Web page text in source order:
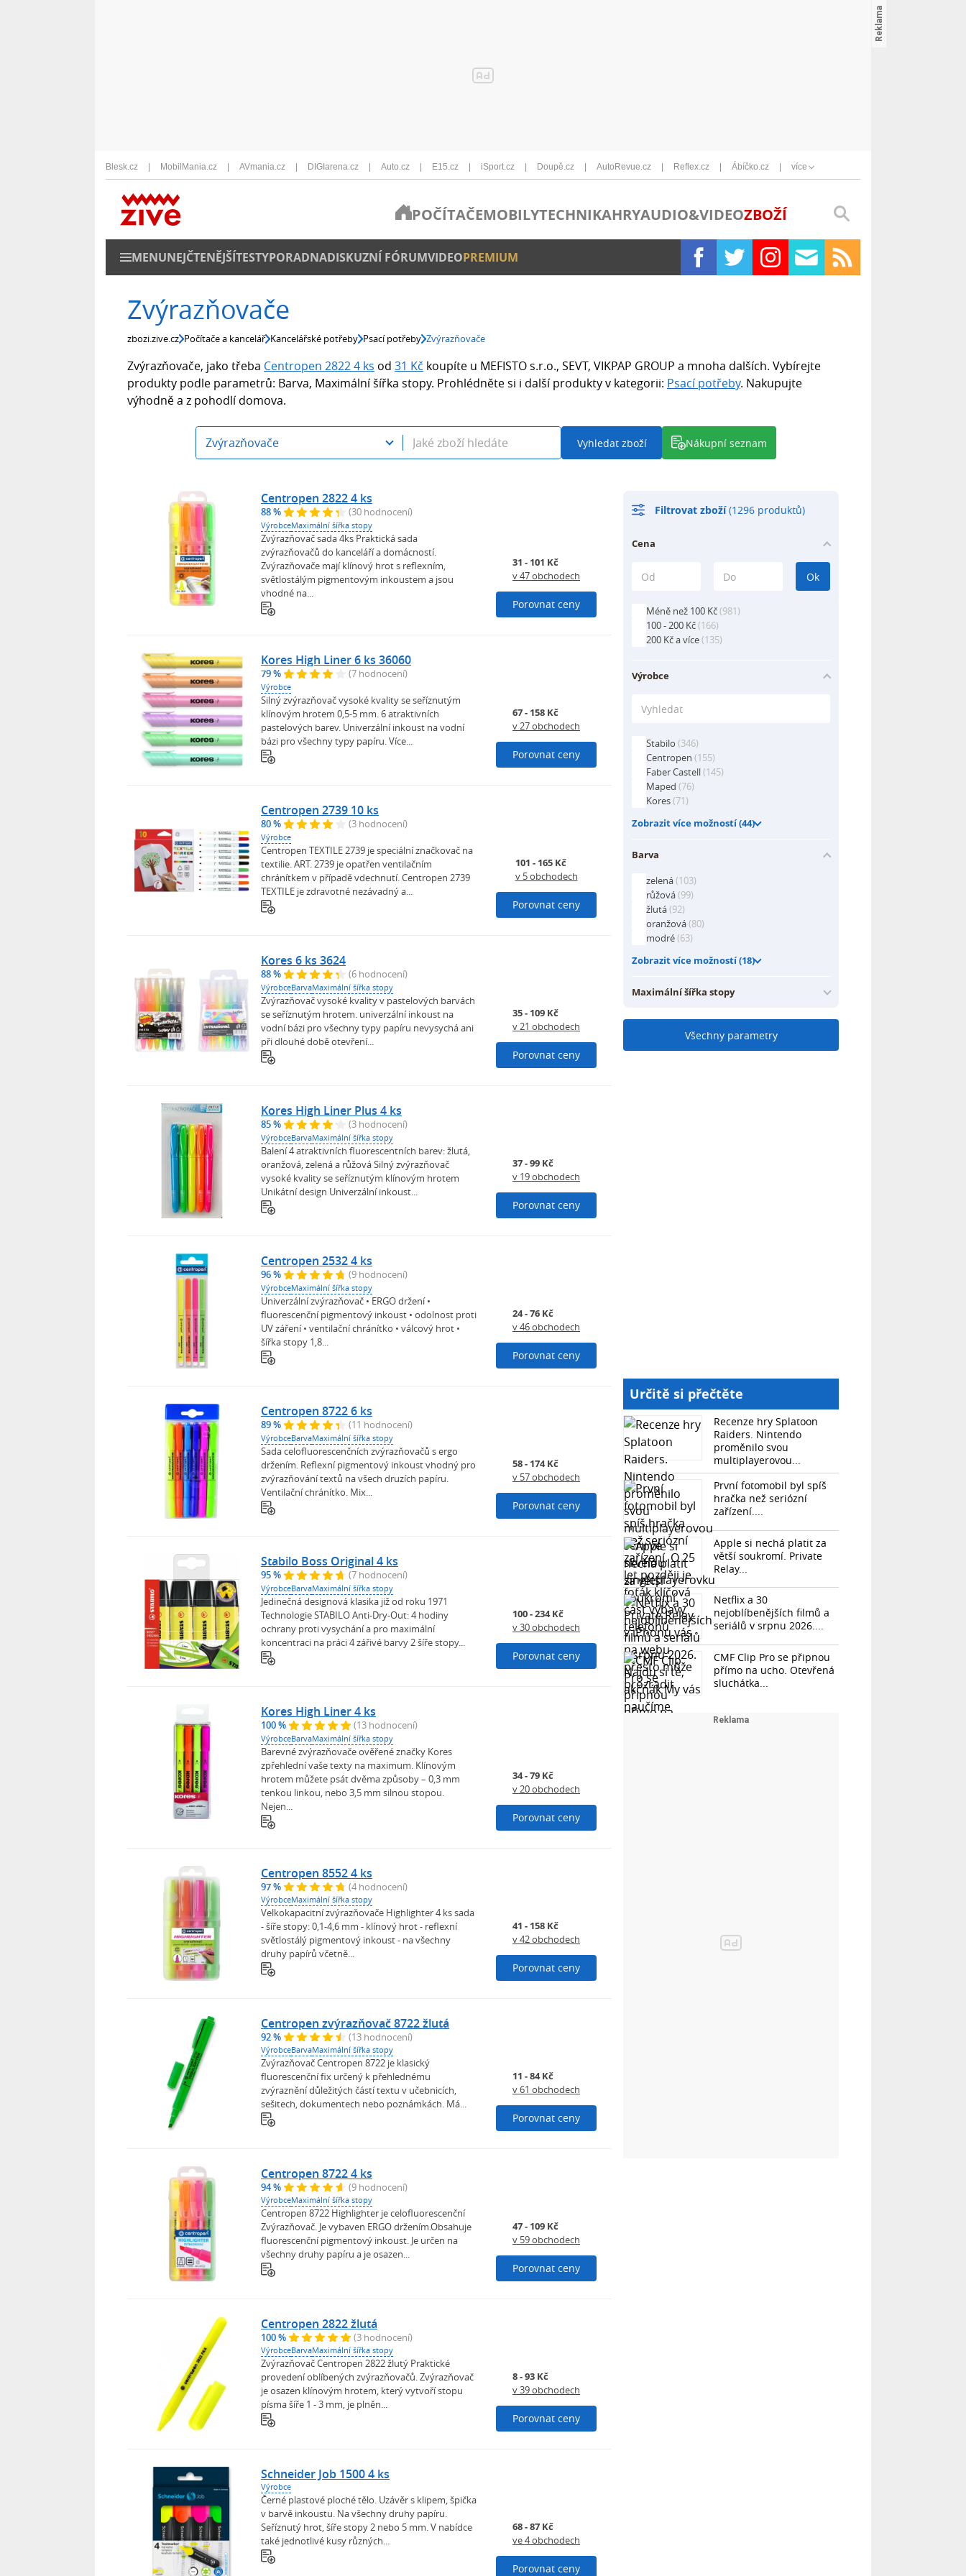
Blesk.cz MobilMania.cz AVmania.cz DIGIarena.cz Auto.cz E15.cz iSport.cz Doupě.cz AutoRevue.cz Reflex.cz Ábíčko.cz více
POČÍTAČEMOBILYTECHNIKAHRYAUDIO&VIDEOZBOŽÍ
MENUNEJČTENĚJŠÍTESTYPORADNADISKUZNÍ FÓRUMVIDEOPREMIUM
Zvýrazňovače
zbozi.zive.cz Počítače a kancelář Kancelářské potřeby Psací potřeby Zvýrazňovače
Zvýrazňovače, jako třeba Centropen 2822 4 ks od 31 Kč koupíte u MEFISTO s.r.o., SEVT, VIKPAP GROUP a mnoha dalších. Vybírejte
produkty podle parametrů: Barva, Maximální šířka stopy. Prohlédněte si i další produkty v kategorii: Psací potřeby. Nakupujte
výhodně a z pohodlí domova.
Zvýrazňovače Vyhledat zboží Nákupní seznam
Centropen 2822 4 ks
88 % (30 hodnocení)
VýrobceMaximální šířka stopy
Zvýrazňovač sada 4ks Praktická sada
zvýrazňovačů do kanceláří a domácností.
Zvýrazňovače mají klínový hrot s reflexním,
světlostálým pigmentovým inkoustem a jsou
vhodné na...
31 - 101 Kč
v 47 obchodech
Porovnat ceny
Kores High Liner 6 ks 36060
79 % (7 hodnocení)
Výrobce
Silný zvýrazňovač vysoké kvality se seříznutým
klínovým hrotem 0,5-5 mm. 6 atraktivních
pastelových barev. Univerzální inkoust na vodní
bázi pro všechny typy papíru. Více...
67 - 158 Kč
v 27 obchodech
Porovnat ceny
Centropen 2739 10 ks
80 % (3 hodnocení)
Výrobce
Centropen TEXTILE 2739 je speciální značkovač na
textilie. ART. 2739 je opatřen ventilačním
chránítkem v případě vdechnutí. Centropen 2739
TEXTILE je zdravotné nezávadný a...
101 - 165 Kč
v 5 obchodech
Porovnat ceny
Kores 6 ks 3624
88 % (6 hodnocení)
VýrobceBarvaMaximální šířka stopy
Zvýrazňovač vysoké kvality v pastelových barvách
se seříznutým hrotem. univerzální inkoust na
vodní bázi pro všechny typy papíru nevysychá ani
při dlouhé době otevření...
35 - 109 Kč
v 21 obchodech
Porovnat ceny
Kores High Liner Plus 4 ks
85 % (3 hodnocení)
VýrobceBarvaMaximální šířka stopy
Balení 4 atraktivních fluorescentních barev: žlutá,
oranžová, zelená a růžová Silný zvýrazňovač
vysoké kvality se seříznutým klínovým hrotem
Unikátní design Univerzální inkoust...
37 - 99 Kč
v 19 obchodech
Porovnat ceny
Centropen 2532 4 ks
96 % (9 hodnocení)
VýrobceMaximální šířka stopy
Univerzální zvýrazňovač • ERGO držení •
fluorescenční pigmentový inkoust • odolnost proti
UV záření • ventilační chránítko • válcový hrot •
šířka stopy 1,8...
24 - 76 Kč
v 46 obchodech
Porovnat ceny
Centropen 8722 6 ks
89 % (11 hodnocení)
VýrobceBarvaMaximální šířka stopy
Sada celofluorescenčních zvýrazňovačů s ergo
držením. Reflexní pigmentový inkoust vhodný pro
zvýrazňování textů na všech druzích papíru.
Ventilační chránítko. Mix...
58 - 174 Kč
v 57 obchodech
Porovnat ceny
Stabilo Boss Original 4 ks
95 % (7 hodnocení)
VýrobceBarvaMaximální šířka stopy
Jedinečná designová klasika již od roku 1971
Technologie STABILO Anti-Dry-Out: 4 hodiny
ochrany proti vysychání a pro maximální
koncentraci na práci 4 zářivé barvy 2 šíře stopy...
100 - 234 Kč
v 30 obchodech
Porovnat ceny
Kores High Liner 4 ks
100 % (13 hodnocení)
VýrobceBarvaMaximální šířka stopy
Barevné zvýrazňovače ověřené značky Kores
zpřehlední vaše texty na maximum. Klínovým
hrotem můžete psát dvěma způsoby – 0,3 mm
tenkou linkou, nebo 3,5 mm silnou stopou.
Nejen...
34 - 79 Kč
v 20 obchodech
Porovnat ceny
Centropen 8552 4 ks
97 % (4 hodnocení)
VýrobceMaximální šířka stopy
Velkokapacitní zvýrazňovače Highlighter 4 ks sada
- šíře stopy: 0,1-4,6 mm - klínový hrot - reflexní
světlostálý pigmentový inkoust - na všechny
druhy papírů včetně...
41 - 158 Kč
v 42 obchodech
Porovnat ceny
Centropen zvýrazňovač 8722 žlutá
92 % (13 hodnocení)
VýrobceBarvaMaximální šířka stopy
Zvýrazňovač Centropen 8722 je klasický
fluorescenční fix určený k přehlednému
zvýraznění důležitých částí textu v učebnicích,
sešitech, dokumentech nebo poznámkách. Má...
11 - 84 Kč
v 61 obchodech
Porovnat ceny
Centropen 8722 4 ks
94 % (9 hodnocení)
VýrobceMaximální šířka stopy
Centropen 8722 Highlighter je celofluorescenční
Zvýrazňovač. Je vybaven ERGO držením.Obsahuje
fluorescenční pigmentový inkoust. Je určen na
všechny druhy papíru a je osazen...
47 - 109 Kč
v 59 obchodech
Porovnat ceny
Centropen 2822 žlutá
100 % (3 hodnocení)
VýrobceBarvaMaximální šířka stopy
Zvýrazňovač Centropen 2822 žlutý Praktické
provedení oblíbených zvýrazňovačů. Zvýrazňovač
je osazen klínovým hrotem, který vytvoří stopu
písma šíře 1 - 3 mm, je plněn...
8 - 93 Kč
v 39 obchodech
Porovnat ceny
Schneider Job 1500 4 ks
Výrobce
Černé plastové ploché tělo. Uzávěr s klipem, špička
v barvě inkoustu. Na všechny druhy papíru.
Seříznutý hrot, šíře stopy 2 nebo 5 mm. V nabídce
také jednotlivé kusy různých...
68 - 87 Kč
ve 4 obchodech
Porovnat ceny
Filtrovat zboží (1296 produktů)
Cena
Ok
Méně než 100 Kč(981)
100 - 200 Kč(166)
200 Kč a více(135)
Výrobce
Stabilo (346)
Centropen (155)
Faber Castell(145)
Maped (76)
Kores(71)
Zobrazit více možností (44)
Barva
zelená(103)
růžová(99)
žlutá(92)
oranžová(80)
modré(63)
Zobrazit více možností (18)
Maximální šířka stopy
Všechny parametry
Určitě si přečtěte
Recenze hry Splatoon
Raiders. Nintendo
proměnilo svou
multiplayerovou...
První fotomobil byl spíš
hračka než seriózní
zařízení....
Apple si nechá platit za
větší soukromí. Private
Relay...
Netflix a 30
nejoblíbenějších filmů a
seriálů v srpnu 2026....
CMF Clip Pro se připnou
přímo na ucho. Otevřená
sluchátka...